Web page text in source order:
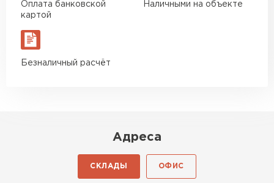
Оплата банковской
картой
Наличными на объекте
Безналичный расчёт
Адреса
СКЛАДЫ ОФИС